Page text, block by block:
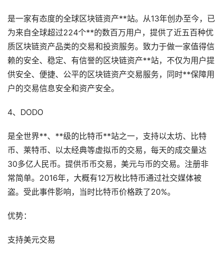
是一家有态度的全球区块链资产**站。从13年创办至今，已
为来自全球超过224个**的数百万用户，提供了近五百种优
质区块链资产品类的交易和投资服务。致力于做一家值得信
赖的安全、稳定、有信誉的区块链资产**站，不仅为用户提
供安全、便捷、公平的区块链资产交易服务，同时**保障用
户的交易信息安全和资产安全。
4、DODO
是全世界**、**级的比特币**站之一，支持以太坊、比特
币、莱特币、以太经典等虚拟币的交易，每天的成交量达
30多亿人民币。提供币币交易，美元与币的交易。注册非
常简单。2016年，大概有12万枚比特币通过社交媒体被
盗。受此事件影响，当时比特币价格跌了20%。
优势：
支持美元交易